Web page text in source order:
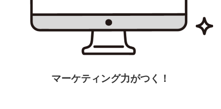
マーケティング力がつく！